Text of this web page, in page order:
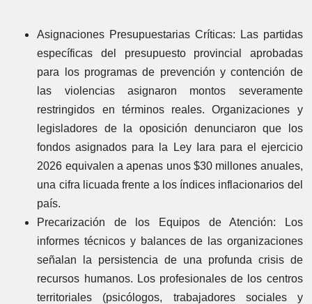
Asignaciones Presupuestarias Críticas: Las partidas
específicas del presupuesto provincial aprobadas
para los programas de prevención y contención de
las violencias asignaron montos severamente
restringidos en términos reales. Organizaciones y
legisladores de la oposición denunciaron que los
fondos asignados para la Ley Iara para el ejercicio
2026 equivalen a apenas unos $30 millones anuales,
una cifra licuada frente a los índices inflacionarios del
país.
Precarización de los Equipos de Atención: Los
informes técnicos y balances de las organizaciones
señalan la persistencia de una profunda crisis de
recursos humanos. Los profesionales de los centros
territoriales (psicólogos, trabajadores sociales y